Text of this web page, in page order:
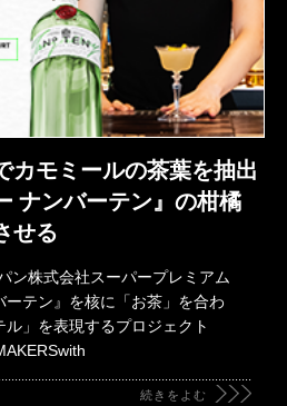
カモミールの茶葉を抽出
ナンバーテン』の柑橘
せる
ン株式会社スーパープレミアム
ーテン』を核に「お茶」を合わ
」を表現するプロジェクト
続きをよむ